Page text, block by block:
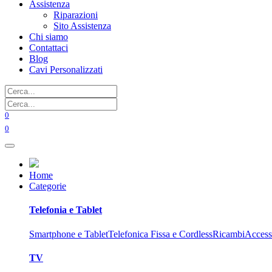
Assistenza
Riparazioni
Sito Assistenza
Chi siamo
Contattaci
Blog
Cavi Personalizzati
0
0
Home
Categorie
Telefonia e Tablet
Smartphone e TabletTelefonica Fissa e CordlessRicambi
TV